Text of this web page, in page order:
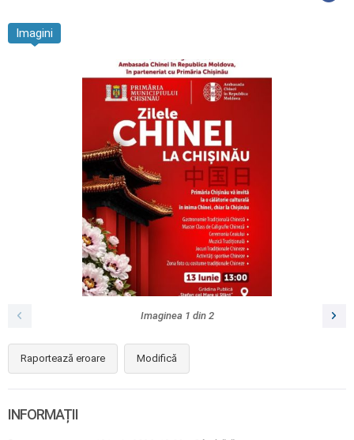
Imagini
Imaginea 1 din 2
Raportează eroare Modifică
INFORMAȚII